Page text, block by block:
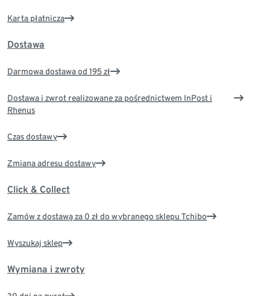
Karta płatnicza
Dostawa
Darmowa dostawa od 195 zł
Dostawa i zwrot realizowane za pośrednictwem InPost i
Rhenus
Czas dostawy
Zmiana adresu dostawy
Click & Collect
Zamów z dostawą za 0 zł do wybranego sklepu Tchibo
Wyszukaj sklep
Wymiana i zwroty